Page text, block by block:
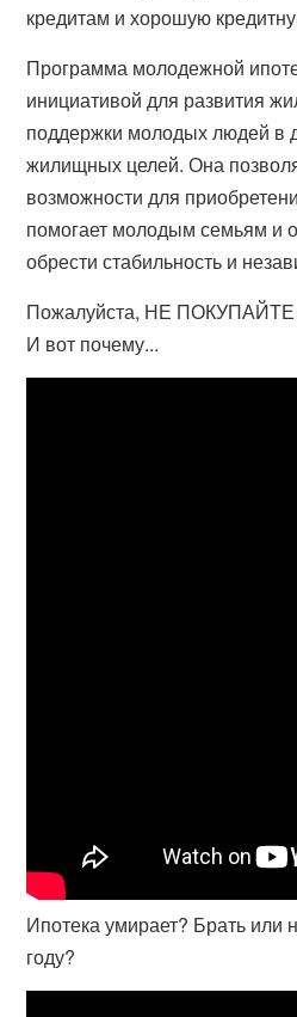
кредитам и хорошую
Программа молодежной
инициативой для развития
поддержки молодых людей в
жилищных целей. Она
возможности для
помогает молодым семьям и
обрести стабильность и
Пожалуйста, НЕ ПОКУПАЙТЕ
И вот почему...
Ипотека умирает? Брать или
году?